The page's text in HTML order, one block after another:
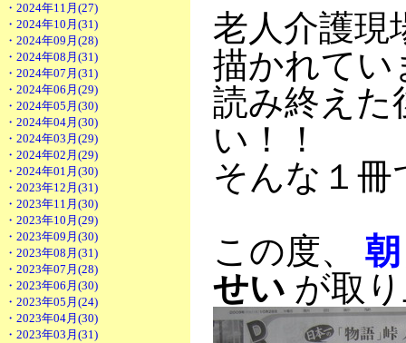
・2024年11月(27)
・2024年10月(31)
・2024年09月(28)
・2024年08月(31)
・2024年07月(31)
・2024年06月(29)
・2024年05月(30)
・2024年04月(30)
・2024年03月(29)
・2024年02月(29)
・2024年01月(30)
・2023年12月(31)
・2023年11月(30)
・2023年10月(29)
・2023年09月(30)
・2023年08月(31)
・2023年07月(28)
・2023年06月(30)
・2023年05月(24)
・2023年04月(30)
・2023年03月(31)
老人介護現
描かれてい
読み終えた
い！！
そんな１冊
この度、
せい が取